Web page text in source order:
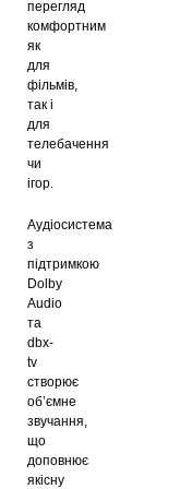
перегляд
комфортним
як
для
фільмів,
так і
для
телебачення
чи
ігор.
Аудіосистема
з
підтримкою
Dolby
Audio
та
dbx-
tv
створює
об’ємне
звучання,
що
доповнює
якісну